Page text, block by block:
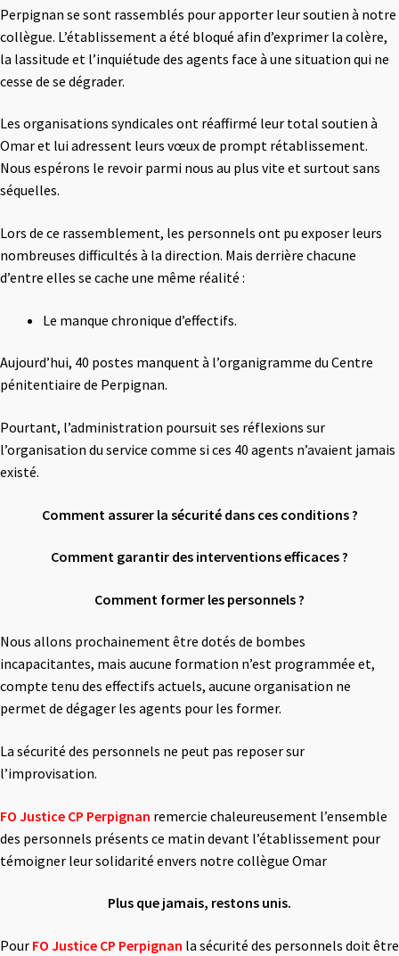
Perpignan se sont rassemblés pour apporter leur soutien à notre
collègue. L’établissement a été bloqué afin d’exprimer la colère,
la lassitude et l’inquiétude des agents face à une situation qui ne
cesse de se dégrader.
Les organisations syndicales ont réaffirmé leur total soutien à
Omar et lui adressent leurs vœux de prompt rétablissement.
Nous espérons le revoir parmi nous au plus vite et surtout sans
séquelles.
Lors de ce rassemblement, les personnels ont pu exposer leurs
nombreuses difficultés à la direction. Mais derrière chacune
d’entre elles se cache une même réalité :
Le manque chronique d’effectifs.
Aujourd’hui, 40 postes manquent à l’organigramme du Centre
pénitentiaire de Perpignan.
Pourtant, l’administration poursuit ses réflexions sur
l’organisation du service comme si ces 40 agents n’avaient jamais
existé.
Comment assurer la sécurité dans ces conditions ?
Comment garantir des interventions efficaces ?
Comment former les personnels ?
Nous allons prochainement être dotés de bombes
incapacitantes, mais aucune formation n’est programmée et,
compte tenu des effectifs actuels, aucune organisation ne
permet de dégager les agents pour les former.
La sécurité des personnels ne peut pas reposer sur
l’improvisation.
FO Justice CP Perpignan remercie chaleureusement l’ensemble
des personnels présents ce matin devant l’établissement pour
témoigner leur solidarité envers notre collègue Omar
Plus que jamais, restons unis.
Pour FO Justice CP Perpignan la sécurité des personnels doit être